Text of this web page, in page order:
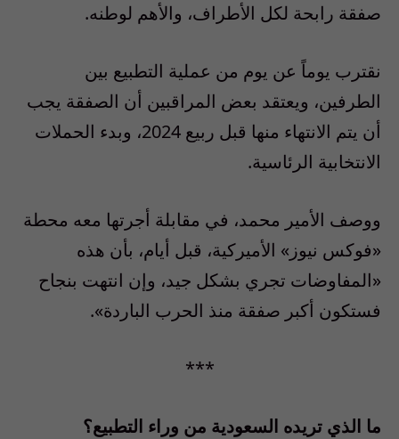
صفقة رابحة لكل الأطراف، والأهم لوطنه.
نقترب يوماً عن يوم من عملية التطبيع بين
الطرفين، ويعتقد بعض المراقبين أن الصفقة يجب
أن يتم الانتهاء منها قبل ربيع 2024، وبدء الحملات
الانتخابية الرئاسية.
ووصف الأمير محمد، في مقابلة أجرتها معه محطة
«فوكس نيوز» الأميركية، قبل أيام، بأن هذه
«المفاوضات تجري بشكل جيد، وإن انتهت بنجاح
فستكون أكبر صفقة منذ الحرب الباردة».
***
ما الذي تريده السعودية من وراء التطبيع؟